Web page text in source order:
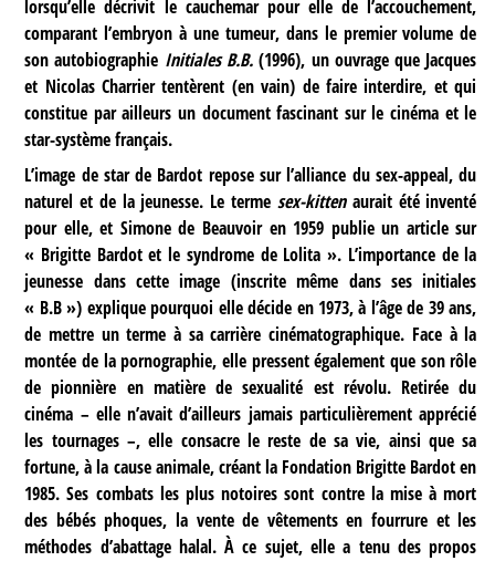
lorsqu’elle décrivit le cauchemar pour elle de l’accouchement,
comparant l’embryon à une tumeur, dans le premier volume de
son autobiographie Initiales B.B. (1996), un ouvrage que Jacques
et Nicolas Charrier tentèrent (en vain) de faire interdire, et qui
constitue par ailleurs un document fascinant sur le cinéma et le
star-système français.
L’image de star de Bardot repose sur l’alliance du sex-appeal, du
naturel et de la jeunesse. Le terme sex-kittenaurait été inventé
pour elle, et Simone de Beauvoir en 1959 publie un article sur
« Brigitte Bardot et le syndrome de Lolita ». L’importance de la
jeunesse dans cette image (inscrite même dans ses initiales
« B.B ») explique pourquoi elle décide en 1973, à l’âge de 39 ans,
de mettre un terme à sa carrière cinématographique. Face à la
montée de la pornographie, elle pressent également que son rôle
de pionnière en matière de sexualité est révolu. Retirée du
cinéma – elle n’avait d’ailleurs jamais particulièrement apprécié
les tournages –, elle consacre le reste de sa vie, ainsi que sa
fortune, à la cause animale, créant la Fondation Brigitte Bardot en
1985. Ses combats les plus notoires sont contre la mise à mort
des bébés phoques, la vente de vêtements en fourrure et les
méthodes d’abattage halal. À ce sujet, elle a tenu des propos